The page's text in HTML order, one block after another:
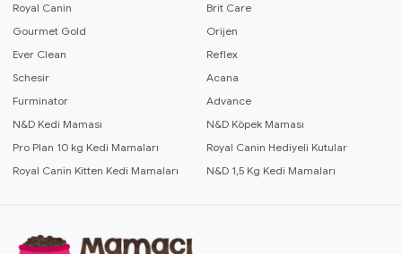
Royal Canin
Brit Care
Gourmet Gold
Orijen
Ever Clean
Reflex
Schesir
Acana
Furminator
Advance
N&D Kedi Maması
N&D Köpek Maması
Pro Plan 10 kg Kedi Mamaları
Royal Canin Hediyeli Kutular
Royal Canin Kitten Kedi Mamaları
N&D 1,5 Kg Kedi Mamaları